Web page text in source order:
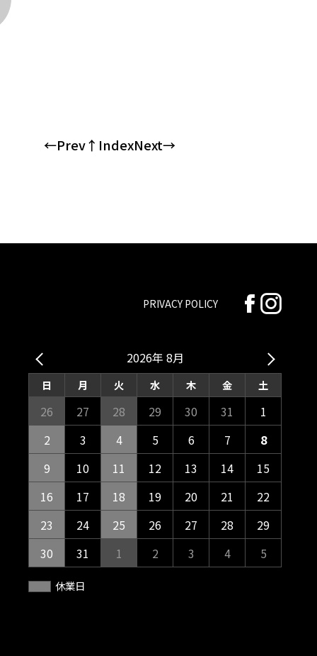
←Prev↑IndexNext→
PRIVACY POLICY
2026年 8月
日 月 火 水 木 金 土
26 27 28 29 30 31
1
2
3 4 5 6 7
8
9
10 11 12 13 14
15
16
17 18 19 20 21
22
23
24 25 26 27 28
29
30
31 1 2 3 4 5
休業日